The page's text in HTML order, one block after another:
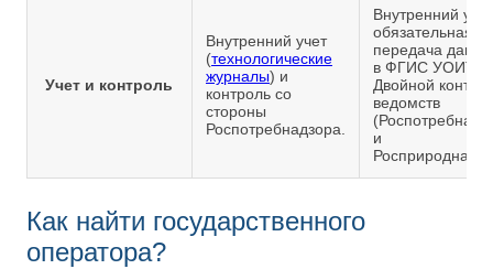
Учет и контроль
Внутренний учет
(технологические
журналы) и
контроль со
стороны
Роспотребнадзора.
Внутренний
обязательная
передача
в ФГИС УОИТ.
Двойной
ведомств
и
Как найти государственного
оператора?